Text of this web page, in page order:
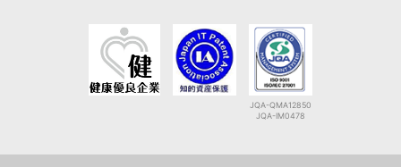
JQA-QMA12850
JQA-IM0478